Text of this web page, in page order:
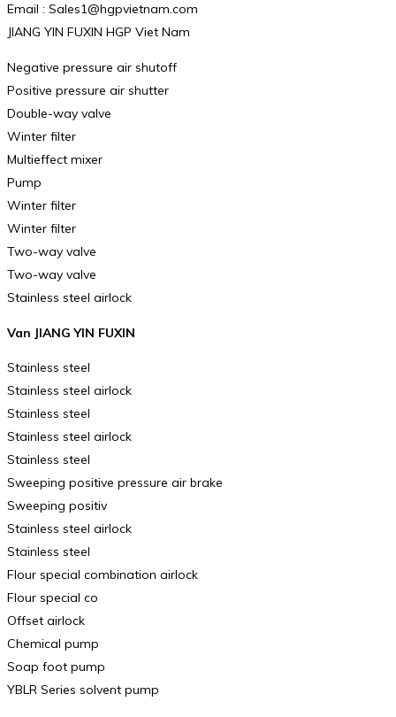
Email : Sales1@hgpvietnam.com
JIANG YIN FUXIN HGP Viet Nam
Negative pressure air shutoff
Positive pressure air shutter
Double-way valve
Winter filter
Multieffect mixer
Pump
Winter filter
Winter filter
Two-way valve
Two-way valve
Stainless steel airlock
Van JIANG YIN FUXIN
Stainless steel
Stainless steel airlock
Stainless steel
Stainless steel airlock
Stainless steel
Sweeping positive pressure air brake
Sweeping positiv
Stainless steel airlock
Stainless steel
Flour special combination airlock
Flour special co
Offset airlock
Chemical pump
Soap foot pump
YBLR Series solvent pump